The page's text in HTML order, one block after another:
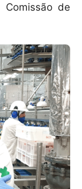
de